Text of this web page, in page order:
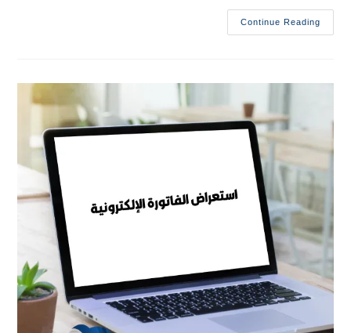
Continue Reading